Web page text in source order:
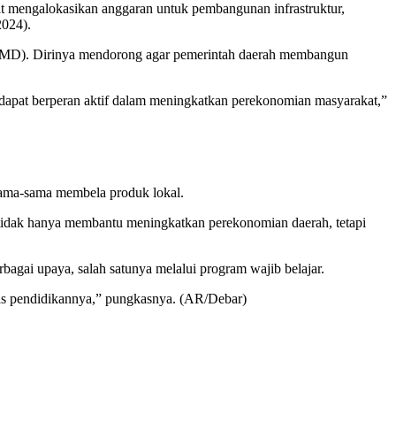
anggaran untuk pembangunan infrastruktur,
Dirinya mendorong agar pemerintah daerah membangun
berperan aktif dalam meningkatkan perekonomian masyarakat,”
sama membela produk lokal.
hanya membantu meningkatkan perekonomian daerah, tetapi
upaya, salah satunya melalui program wajib belajar.
pendidikannya,” pungkasnya. (AR/Debar)